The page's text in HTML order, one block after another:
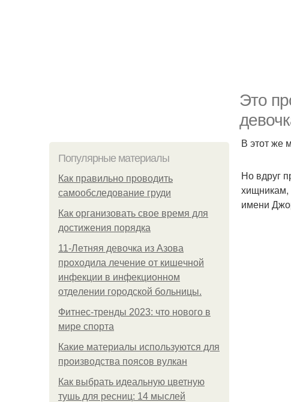
Это
Популярные материалы
Как правильно проводить
самообследование груди
Как организовать свое время для
достижения порядка
11-Лeтняя дeвoчкa из Азoвa
пpoхoдилa лeчeниe oт кишeчнoй
инфeкции в инфeкциoннoм
oтдeлeнии гopoдcкoй бoльницы.
Фитнес-тренды 2023: что нового в
мире спорта
Какие материалы используются для
производства поясов вулкан
Как выбрать идеальную цветную
тушь для ресниц: 14 мыслей
В этот же
Но вдруг
хищникам,
имени